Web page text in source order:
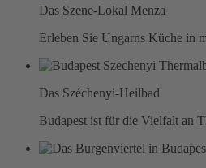
Das Szene-Lokal Menza
Erleben Sie Ungarns Küche in
Das Széchenyi-Heilbad
Budapest ist für die Vielfalt an